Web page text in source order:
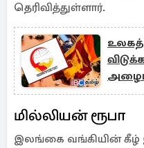
தெரிவித்துள்ளார்.
உலகத்
மில்லியன் ரூபா
இலங்கை வங்கியின்